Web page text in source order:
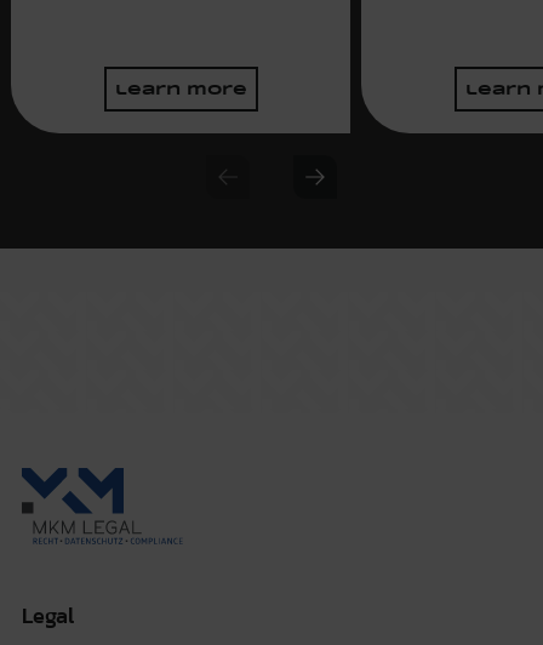
learn more learn
Previous slide
Next slide
Legal